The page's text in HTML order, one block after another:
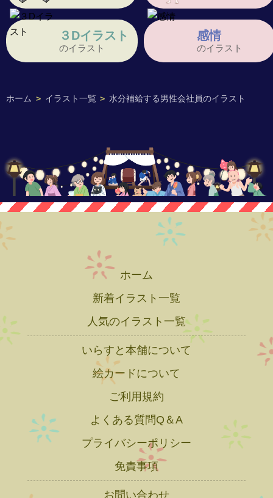
ホーム > イラスト一覧 > 水分補給する男性会社員のイラスト
３Dイラスト
のイラスト
感情
のイラスト
ホーム
新着イラスト一覧
人気のイラスト一覧
いらすと本舗について
絵カードについて
ご利用規約
よくある質問Q＆A
プライバシーポリシー
免責事項
お問い合わせ